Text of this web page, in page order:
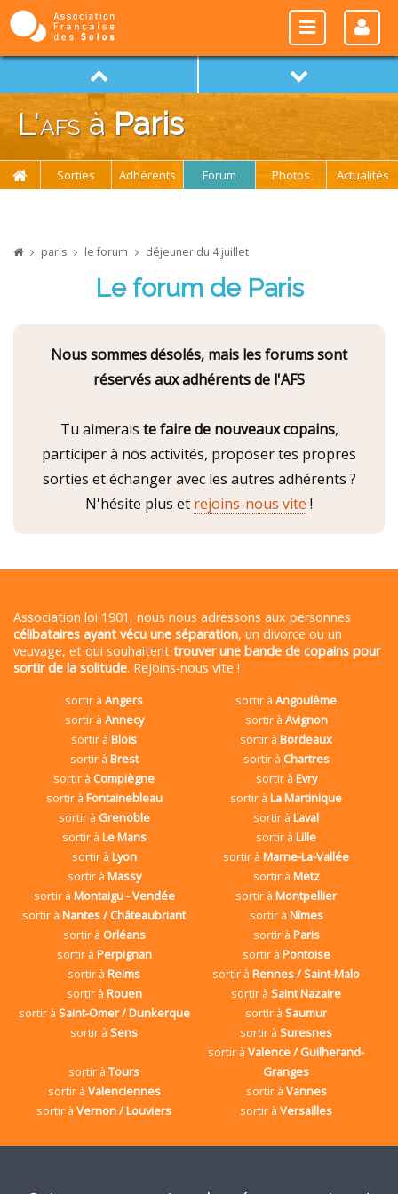
L'afsàParis
Sorties Adhérents Forum Photos Actualités
paris le forum déjeuner du 4 juillet
Le forum de Paris
Nous sommes désolés, mais les forums sont
réservés aux adhérents de l'AFS
Tu aimerais te faire de nouveaux copains,
participer à nos activités, proposer tes propres
sorties et échanger avec les autres adhérents ?
N'hésite plus et rejoins-nous vite !
Association loi 1901, nous nous adressons aux personnes
célibataires ayant vécu une séparation, un divorce ou un
veuvage, et qui souhaitent trouver une bande de copains pour
sortir de la solitude. Rejoins-nous vite !
sortir àAngers sortir àAngoulême
sortir à Annecy sortir à Avignon
sortir àBlois sortir àBordeaux
sortir à Brest sortir à Chartres
sortir à Compiègne sortir à Evry
sortir à Fontainebleau sortir àLa Martinique
sortir à Grenoble sortir àLaval
sortir à Le Mans sortir àLille
sortir à Lyon sortir àMarne-La-Vallée
sortir à Massy sortir à Metz
sortir à Montaigu - Vendée sortir àMontpellier
sortir àNantes / Châteaubriant sortir à Nîmes
sortir à Orléans sortir à Paris
sortir à Perpignan sortir à Pontoise
sortir àReims sortir àRennes / Saint-Malo
sortir à Rouen sortir àSaint Nazaire
sortir à Saint-Omer / Dunkerque sortir àSaumur
sortir àSens sortir àSuresnes
sortir àTours
sortir àValence / Guilherand-
Granges
sortir à Valenciennes sortir à Vannes
sortir àVernon / Louviers sortir àVersailles